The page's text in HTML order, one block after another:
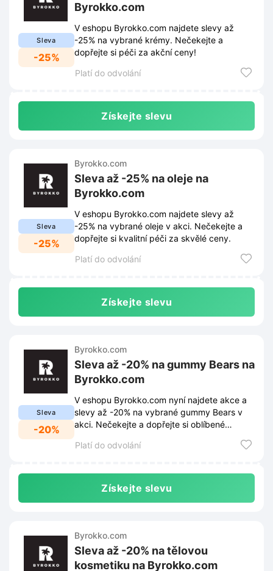
Sleva
-25%
Byrokko.com
V eshopu Byrokko.com najdete slevy až
-25% na vybrané krémy. Nečekejte a
dopřejte si péči za akční ceny!
Platí do odvolání
Získejte slevu
Sleva
-25%
Byrokko.com
Sleva až -25% na oleje na
Byrokko.com
V eshopu Byrokko.com najdete slevy až
-25% na vybrané oleje v akci. Nečekejte a
dopřejte si kvalitní péči za skvělé ceny.
Platí do odvolání
Získejte slevu
Sleva
-20%
Byrokko.com
Sleva až -20% na gummy Bears na
Byrokko.com
V eshopu Byrokko.com nyní najdete akce a
slevy až -20% na vybrané gummy Bears v
akci. Nečekejte a dopřejte si oblíbené
Platí do odvolání
Získejte slevu
Byrokko.com
Sleva až -20% na tělovou
kosmetiku na Byrokko.com